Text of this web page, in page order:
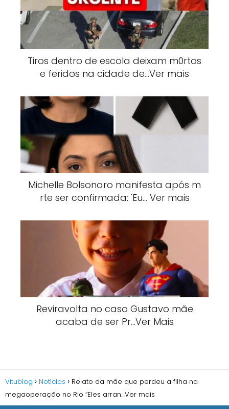
Tiros dentro de escola deixam m0rtos
e feridos na cidade de…Ver mais
Michelle Bolsonaro manifesta após m
rte ser confirmada: 'Eu… Ver mais
Reviravolta no caso Gustavo mãe
acaba de ser Pr…Ver Mais
Vitublog Notícias
Relato da mãe que perdeu a filha na
megaoperação no Rio “Eles arran…Ver mais